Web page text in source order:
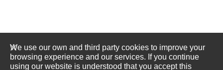
We use our own and third party cookies to improve your
browsing experience and our services. If you continue
using our website is understood that you accept this